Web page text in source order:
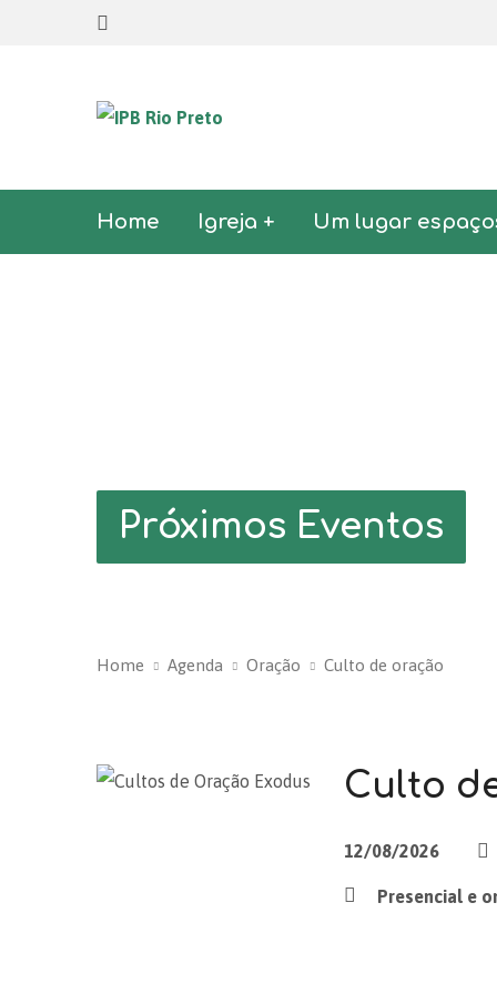
Home Igreja + Um lugar
Próximos Eventos
Home Agenda Oração Culto de oração
Culto
12/08/2026
Presencial e